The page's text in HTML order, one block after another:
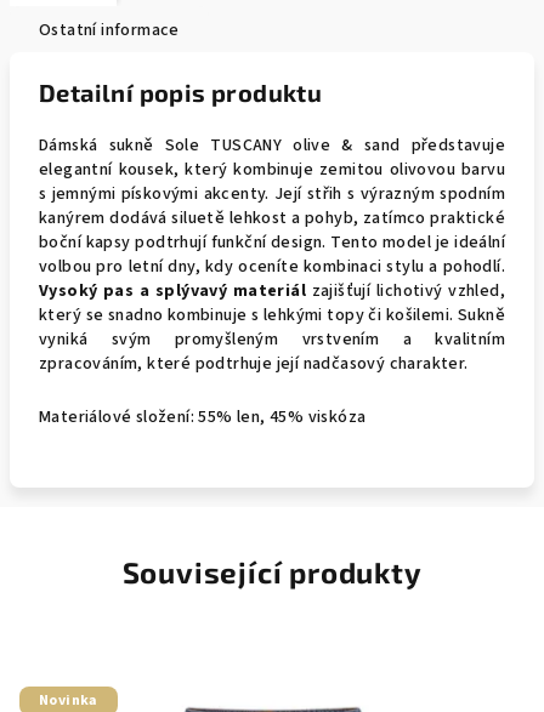
Ostatní informace
Detailní popis produktu
Dámská sukně Sole TUSCANY olive & sand představuje
elegantní kousek, který kombinuje zemitou olivovou barvu
s jemnými pískovými akcenty. Její střih s výrazným spodním
kanýrem dodává siluetě lehkost a pohyb, zatímco praktické
boční kapsy podtrhují funkční design. Tento model je ideální
volbou pro letní dny, kdy oceníte kombinaci stylu a pohodlí.
Vysoký pas a splývavý materiál zajišťují lichotivý vzhled,
který se snadno kombinuje s lehkými topy či košilemi. Sukně
vyniká svým promyšleným vrstvením a kvalitním
zpracováním, které podtrhuje její nadčasový charakter.
Materiálové složení: 55% len, 45% viskóza
Související produkty
Novinka